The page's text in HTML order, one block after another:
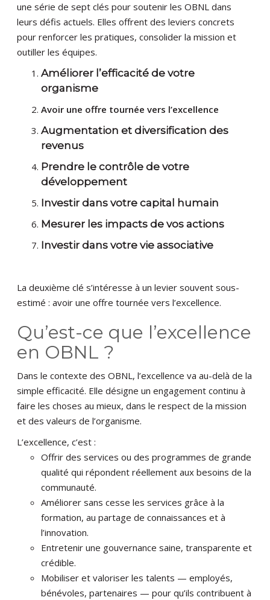
une série de sept clés pour soutenir les OBNL dans
leurs défis actuels. Elles offrent des leviers concrets
pour renforcer les pratiques, consolider la mission et
outiller les équipes.
Améliorer l’efficacité de votre
organisme
Avoir une offre tournée vers l’excellence
Augmentation et diversification des
revenus
Prendre le contrôle de votre
développement
Investir dans votre capital humain
Mesurer les impacts de vos actions
Investir dans votre vie associative
La deuxième clé s’intéresse à un levier souvent sous-
estimé : avoir une offre tournée vers l’excellence.
Qu’est-ce que l’excellence
en OBNL ?
Dans le contexte des OBNL, l’excellence va au-delà de la
simple efficacité. Elle désigne un engagement continu à
faire les choses au mieux, dans le respect de la mission
et des valeurs de l’organisme.
L’excellence, c’est :
Offrir des services ou des programmes de grande
qualité qui répondent réellement aux besoins de la
communauté.
Améliorer sans cesse les services grâce à la
formation, au partage de connaissances et à
l’innovation.
Entretenir une gouvernance saine, transparente et
crédible.
Mobiliser et valoriser les talents — employés,
bénévoles, partenaires — pour qu’ils contribuent à